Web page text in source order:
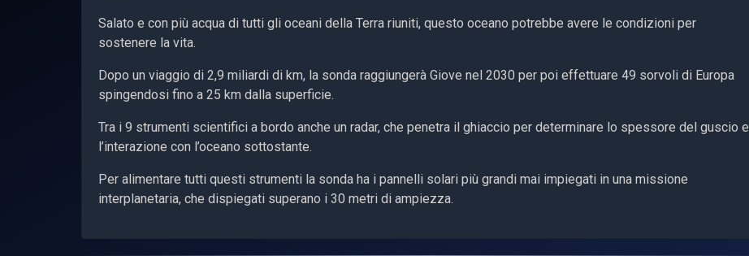
Salato e con più acqua di tutti gli oceani della Terra riuniti, questo oceano potrebbe avere le condizioni per
sostenere la vita.
Dopo un viaggio di 2,9 miliardi di km, la sonda raggiungerà Giove nel 2030 per poi effettuare 49 sorvoli di Europa
spingendosi fino a 25 km dalla superficie.
Tra i 9 strumenti scientifici a bordo anche un radar, che penetra il ghiaccio per determinare lo spessore del guscio e
l’interazione con l’oceano sottostante.
Per alimentare tutti questi strumenti la sonda ha i pannelli solari più grandi mai impiegati in una missione
interplanetaria, che dispiegati superano i 30 metri di ampiezza.